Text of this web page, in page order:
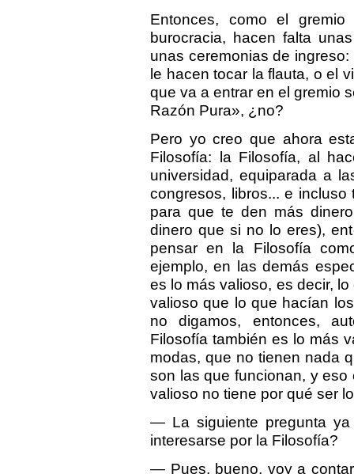
Entonces, como el
burocracia, hacen falta
unas ceremonias de
le hacen tocar la flauta, o el
que va a entrar en el gremio
Razón Pura», ¿no?
Pero yo creo que ahora
Filosofía: la Filosofía, al
universidad, equiparada a
congresos, libros... e
para que te den más
dinero que si no lo eres),
pensar en la Filosofía
ejemplo, en las demás
es lo más valioso, es decir,
valioso que lo que hacían
no digamos, entonces,
Filosofía también es lo más
modas, que no tienen nada
son las que funcionan, y
valioso no tiene por qué ser
— La siguiente pregunta
interesarse por la Filosofía?
— Pues, bueno, voy a